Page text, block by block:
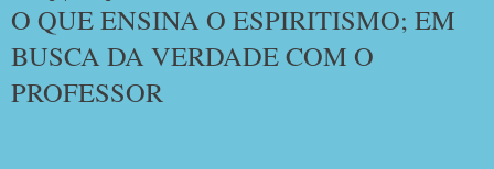
O QUE ENSINA O ESPIRITISMO; EM
BUSCA DA VERDADE COM O
PROFESSOR